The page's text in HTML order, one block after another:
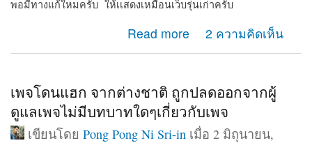
พอมีทางแก้ใหมครับ ให้เเสดงเหมือนเว็บรุ่นเก่าครับ
Read more
about Web shows on computer only 2 ความคิดเห็น
เพจโดนแฮก จากต่างชาติ ถูกปลดออกจากผู้
ดูแลเพจไม่มีบทบาทใดๆเกี่ยวกับเพจ
เขียนโดย Pong Pong Ni Sri-in เมื่อ 2 มิถุนายน,